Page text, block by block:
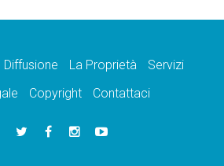
Diffusione La Proprietà
Servizi
Copyright Contattaci